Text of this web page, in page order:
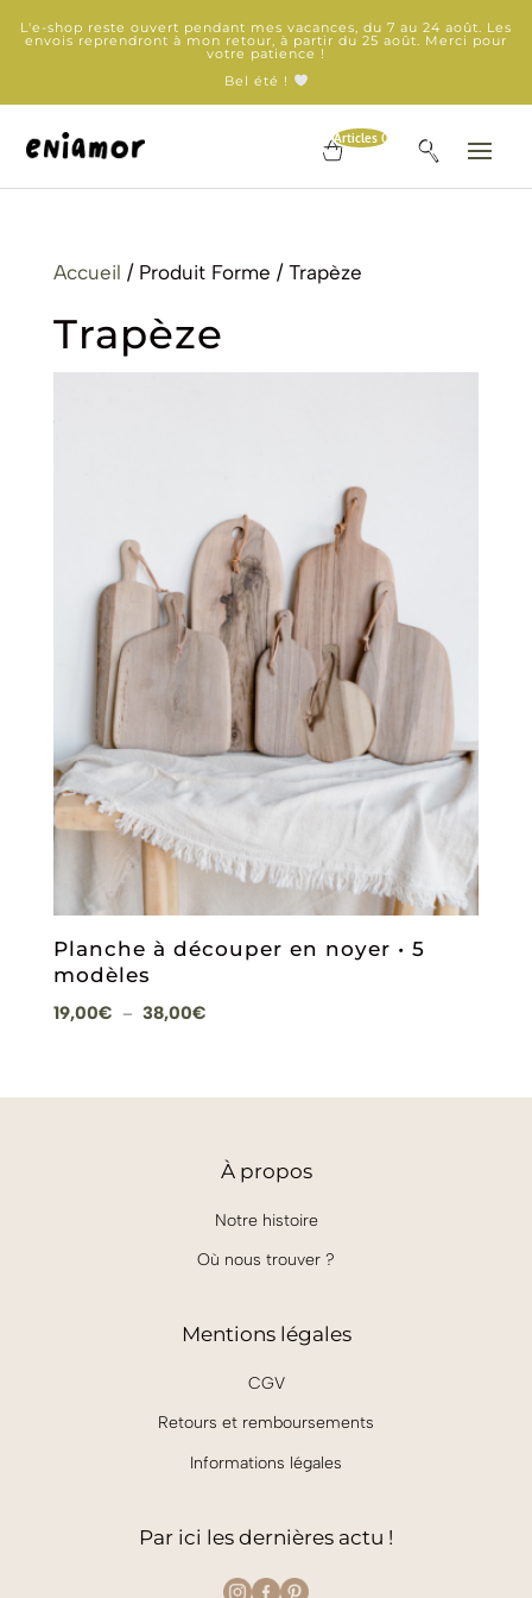
L'e-shop reste ouvert pendant mes vacances, du 7 au 24 août. Les
envois reprendront à mon retour, à partir du 25 août. Merci pour
votre patience !
Bel été !
Articles 0
Accueil / Produit Forme / Trapèze
Trapèze
Planche à découper en noyer • 5
modèles
19,00€ – 38,00€Plage
19,00€
Àpropos
Notre histoire
Où nous trouver ?
Mentions légales
CGV
Retours et remboursements
Informations légales
Par ici les dernières actu !